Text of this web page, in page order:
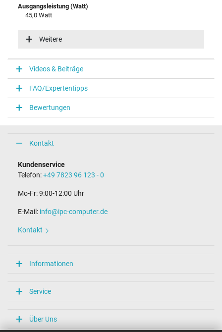
Ausgangsleistung (Watt)
45,0 Watt
100-240V / 50-60Hz
Notebook Stecker
Steckertyp / -form
rund / 90° abgewinkelt
Steckerlänge (mm)
9,8 mm
4,0 mm / 1,2 mm
Länge Anschlusskabel (m) (ca.)
2.00 m
Maße
Länge / Breite / Höhe
Überlast-, kurzschluss- und überhitzungsgeschützt
CE
Kategorisierung
Weitere
Videos & Beiträge
FAQ/Expertentipps
Bewertungen
Kontakt
Kundenservice
Telefon:+49 7823 96 123 - 0
Mo-Fr: 9:00-12:00 Uhr
E-Mail: info@ipc-computer.de
Kontakt
Informationen
Service
Über Uns